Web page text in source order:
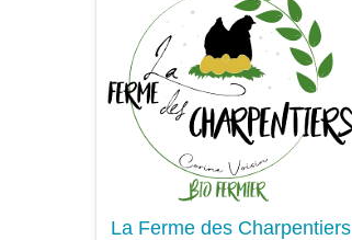
Dégustation
La Ferme des Charpentiers